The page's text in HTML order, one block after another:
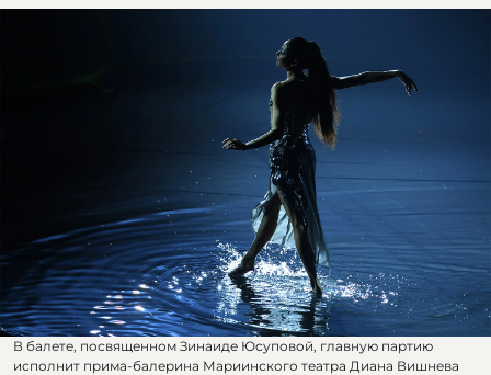
В балете, посвященном Зинаиде Юсуповой, главную партию
исполнит прима-балерина Мариинского театра Диана Вишнева